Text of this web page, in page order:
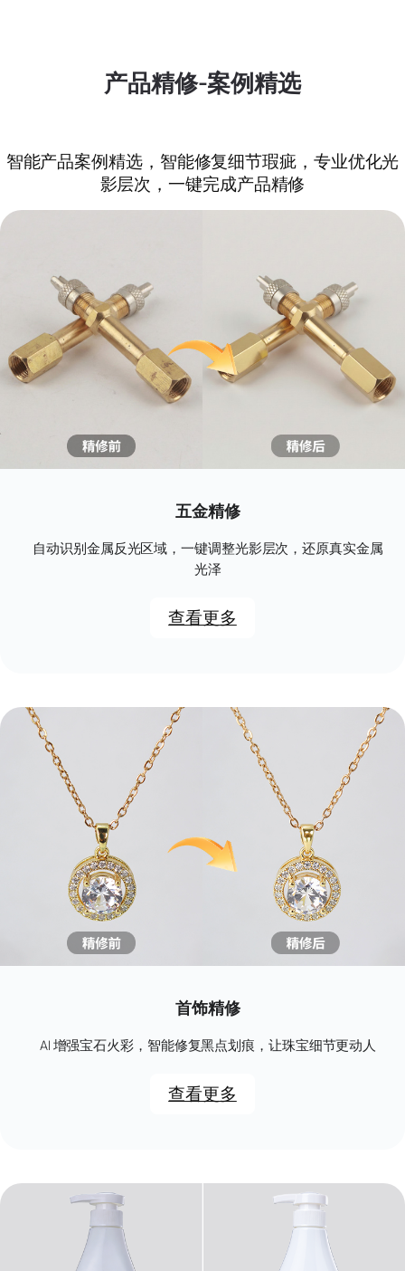
产品精修-案例精选
智能产品案例精选，智能修复细节瑕疵，专业优化光
影层次，一键完成产品精修
五金精修
自动识别金属反光区域，一键调整光影层次，还原真实金属
光泽
查看更多
首饰精修
AI 增强宝石火彩，智能修复黑点划痕，让珠宝细节更动人
查看更多